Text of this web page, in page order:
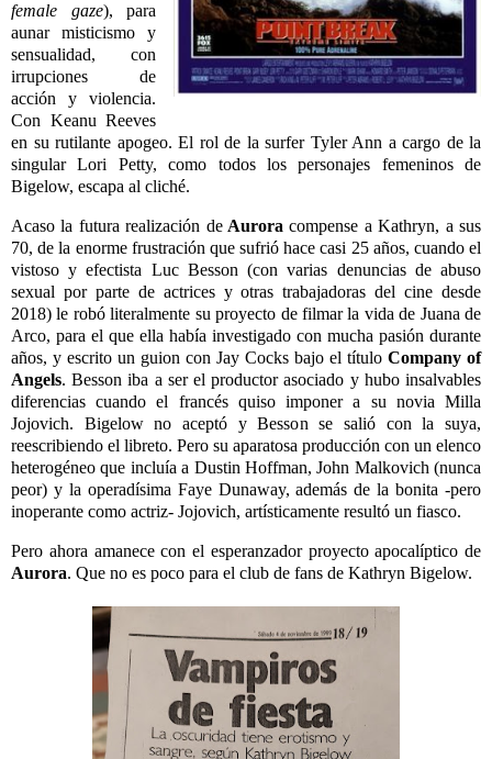
female gaze), para
aunar misticismo y
sensualidad, con
irrupciones de
acción y violencia.
Con Keanu Reeves
en su rutilante apogeo. El rol de la surfer Tyler Ann a cargo de la
singular Lori Petty, como todos los personajes femeninos de
Bigelow, escapa al cliché.
Acaso la futura realización deAuroracompense a Kathryn, a sus
70, de la enorme frustración que sufrió hace casi 25 años, cuando el
vistoso y efectista Luc Besson (con varias denuncias de abuso
sexual por parte de actrices y otras trabajadoras del cine desde
2018) le robó literalmente su proyecto de filmar la vida de Juana de
Arco, para el que ella había investigado con mucha pasión durante
años, y escrito un guion con Jay Cocks bajo el título Company of
Angels. Besson iba a ser el productor asociado y hubo insalvables
diferencias cuando el francés quiso imponer a su novia Milla
Jojovich. Bigelow no aceptó y Besson se salió con la suya,
reescribiendo el libreto. Pero su aparatosa producción con un elenco
heterogéneo que incluía a Dustin Hoffman, John Malkovich (nunca
peor) y la operadísima Faye Dunaway, además de la bonita -pero
inoperante como actriz- Jojovich, artísticamente resultó un fiasco.
Pero ahora amanece con el esperanzador proyecto apocalíptico de
Aurora. Que no es poco para el club de fans de Kathryn Bigelow.